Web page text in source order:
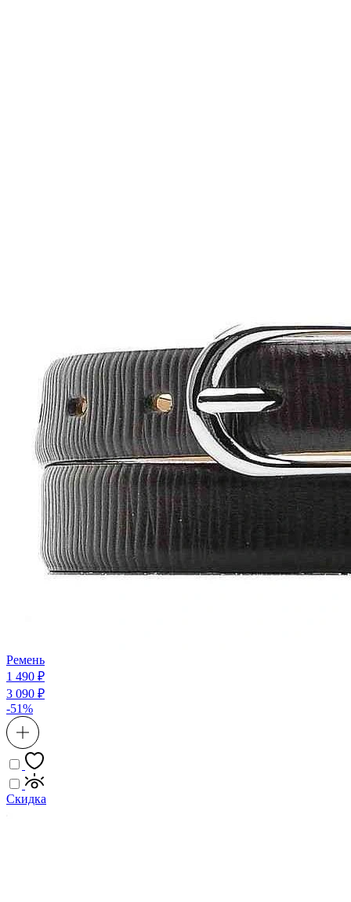
Ремень
1 490 ₽
3 090 ₽
-51%
Скидка